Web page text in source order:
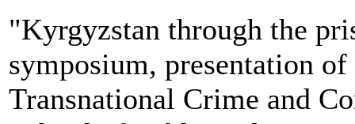
"Kyrgyzstan through the
symposium, presentation
Transnational Crime and